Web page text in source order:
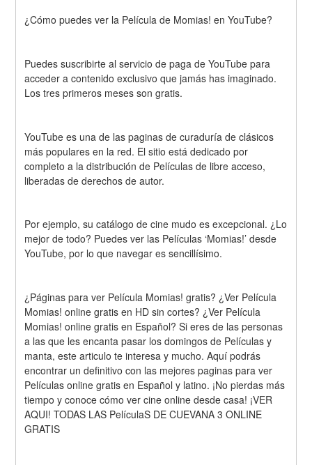
¿Cómo puedes ver la Película de Momias! en YouTube?
Puedes suscribirte al servicio de paga de YouTube para
acceder a contenido exclusivo que jamás has imaginado.
Los tres primeros meses son gratis.
YouTube es una de las paginas de curaduría de clásicos
más populares en la red. El sitio está dedicado por
completo a la distribución de Películas de libre acceso,
liberadas de derechos de autor.
Por ejemplo, su catálogo de cine mudo es excepcional. ¿Lo
mejor de todo? Puedes ver las Películas ‘Momias!’ desde
YouTube, por lo que navegar es sencillísimo.
¿Páginas para ver Película Momias! gratis? ¿Ver Película
Momias! online gratis en HD sin cortes? ¿Ver Película
Momias! online gratis en Español? Si eres de las personas
a las que les encanta pasar los domingos de Películas y
manta, este articulo te interesa y mucho. Aquí podrás
encontrar un definitivo con las mejores paginas para ver
Películas online gratis en Español y latino. ¡No pierdas más
tiempo y conoce cómo ver cine online desde casa! ¡VER
AQUI! TODAS LAS PelículaS DE CUEVANA 3 ONLINE
GRATIS